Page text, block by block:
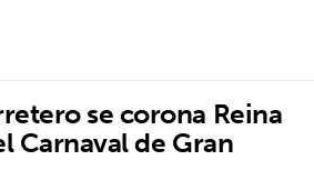
se corona Reina
Carnaval de Gran